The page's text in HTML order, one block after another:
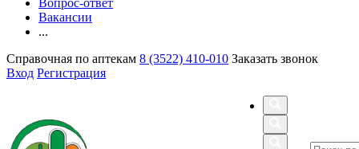
Вопрос-ответ
Вакансии
...
Справочная по аптекам 8 (3522) 410-010 Заказать звонок
Вход Регистрация